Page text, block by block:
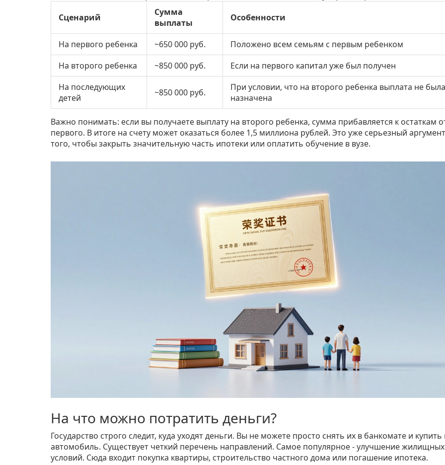
Сценарий
Сумма
выплаты
Особенности
На первого ребенка ~650 000 руб.
Положено всем семьям с первым ребенком
На второго ребенка
~850 000 руб.
Если на первого капитал уже был получен
На последующих
детей
~850 000 руб.
При условии, что на второго ребенка выплата не была
назначена
Важно понимать: если вы получаете выплату на второго ребенка, сумма прибавляется к остаткам
первого. В итоге на счету может оказаться более 1,5 миллиона рублей. Это уже серьезный
того, чтобы закрыть значительную часть ипотеки или оплатить обучение в вузе.
На что можно потратить деньги?
Государство строго следит, куда уходят деньги. Вы не можете просто снять их в банкомате и
автомобиль. Существует четкий перечень направлений. Самое популярное - улучшение жилищных
условий. Сюда входит покупка квартиры, строительство частного дома или погашение ипотека.